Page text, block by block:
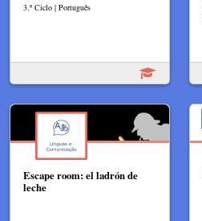
3.º Ciclo | Português
Escape room: el ladrón de
leche